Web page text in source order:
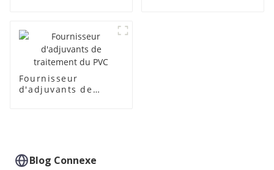
Fournisseur
d'adjuvants de
Blog Connexe